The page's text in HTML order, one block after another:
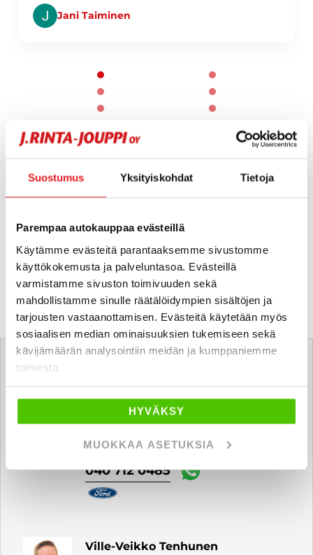
Suostumus Yksityiskohdat Tietoja
Parempaa autokauppaa evästeillä
Käytämme evästeitä parantaaksemme sivustomme
käyttökokemusta ja palveluntasoa. Evästeillä
varmistamme sivuston toimivuuden sekä
mahdollistamme sinulle räätälöidympien sisältöjen ja
tarjousten vastaanottamisen. Evästeitä käytetään myös
sosiaalisen median ominaisuuksien tukemiseen sekä
kävijämäärän analysointiin meidän ja kumppaniemme
toimesta.
HYVÄKSY
MUOKKAA ASETUKSIA
Jani Taiminen
1 / 60
Tätä ajoneuvoa myy
Automyyjä FI
040 712 0485
Ville-Veikko Tenhunen